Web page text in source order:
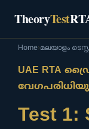
TheoryTest
Home›മലയാളം
UAE RTA
Test 1: